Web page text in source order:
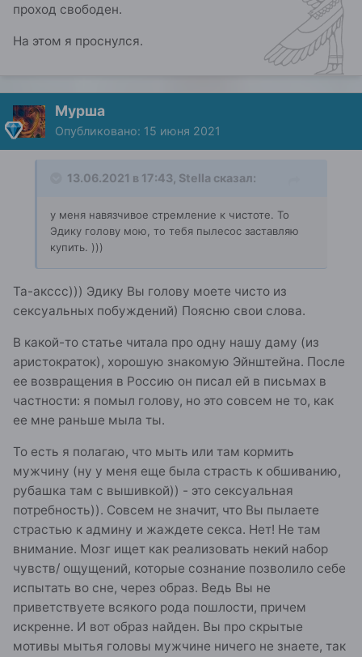
проход свободен.
На этом я проснулся.
Мурша
Опубликовано: 15 июня 2021
13.06.2021 в 17:43, Stella сказал:
у меня навязчивое стремление к чистоте. То
Эдику голову мою, то тебя пылесос заставляю
купить. )))
Та-акссс))) Эдику Вы голову моете чисто из
сексуальных побуждений) Поясню свои слова.
В какой-то статье читала про одну нашу даму (из
аристократок), хорошую знакомую Эйнштейна. После
ее возвращения в Россию он писал ей в письмах в
частности: я помыл голову, но это совсем не то, как
ее мне раньше мыла ты.
То есть я полагаю, что мыть или там кормить
мужчину (ну у меня еще была страсть к обшиванию,
рубашка там с вышивкой)) - это сексуальная
потребность)). Совсем не значит, что Вы пылаете
страстью к админу и жаждете секса. Нет! Не там
внимание. Мозг ищет как реализовать некий набор
чувств/ ощущений, которые сознание позволило себе
испытать во сне, через образ. Ведь Вы не
приветствуете всякого рода пошлости, причем
искренне. И вот образ найден. Вы про скрытые
мотивы мытья головы мужчине ничего не знаете, так